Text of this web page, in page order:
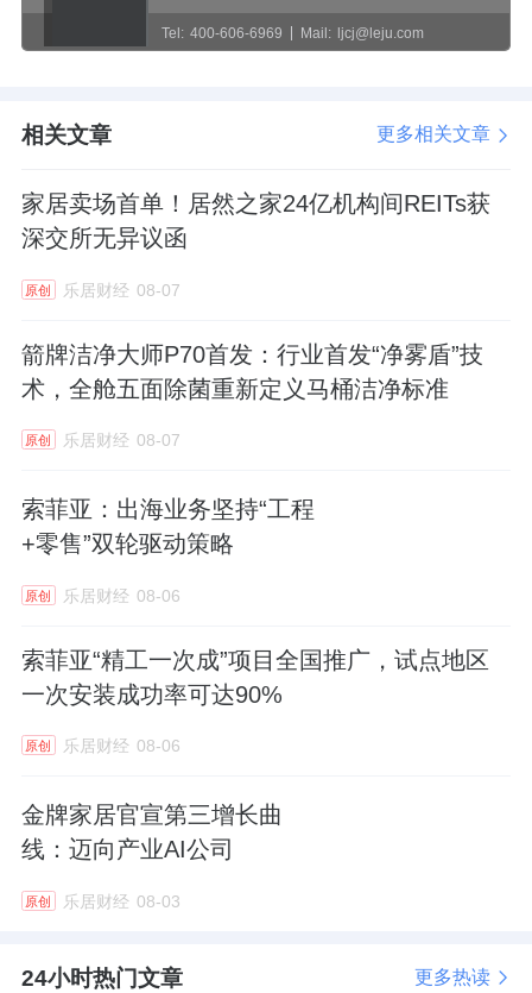
Tel: 400-606-6969 Mail: ljcj@leju.com
相关文章 更多相关文章
家居卖场首单！居然之家24亿机构间REITs获
深交所无异议函
原创 乐居财经 08-07
箭牌洁净大师P70首发：行业首发“净雾盾”技
术，全舱五面除菌重新定义马桶洁净标准
原创 乐居财经 08-07
索菲亚：出海业务坚持“工程
+零售”双轮驱动策略
原创 乐居财经 08-06
索菲亚“精工一次成”项目全国推广，试点地区
一次安装成功率可达90%
原创 乐居财经 08-06
金牌家居官宣第三增长曲
线：迈向产业AI公司
原创 乐居财经 08-03
24小时热门文章 更多热读